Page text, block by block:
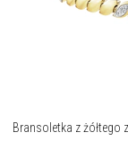
Bransoletka z żółtego